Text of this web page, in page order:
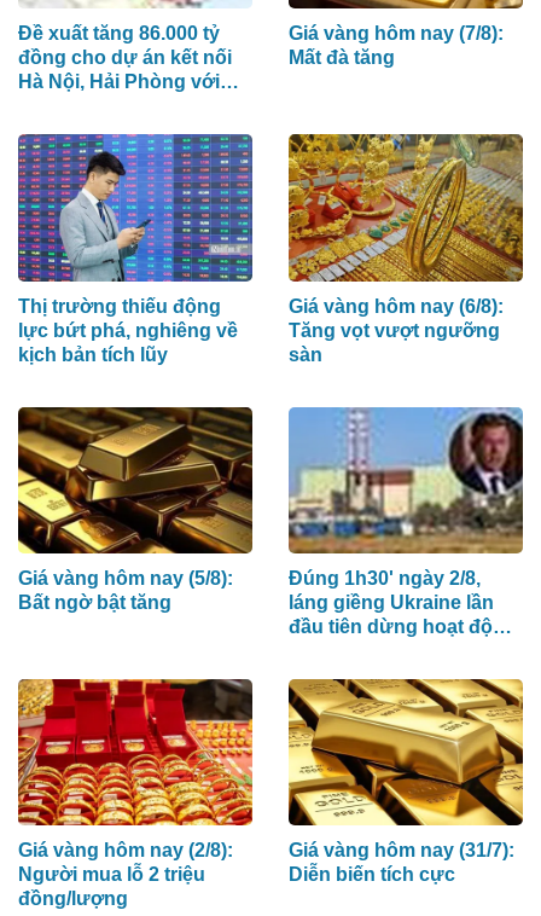
Đề xuất tăng 86.000 tỷ
đồng cho dự án kết nối
Hà Nội, Hải Phòng với
quan Tây Bắc”
Giá vàng hôm nay (7/8):
Mất đà tăng
Thị trường thiếu động
lực bứt phá, nghiêng về
kịch bản tích lũy
Giá vàng hôm nay (6/8):
Tăng vọt vượt ngưỡng
sàn
Giá vàng hôm nay (5/8):
Bất ngờ bật tăng
Đúng 1h30' ngày 2/8,
láng giềng Ukraine lần
đầu tiên dừng hoạt động
do Nga xây dựng
Giá vàng hôm nay (2/8):
Người mua lỗ 2 triệu
đồng/lượng
Giá vàng hôm nay (31/7):
Diễn biến tích cực